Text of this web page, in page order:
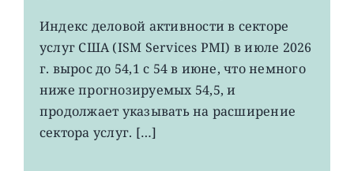
Индекс
деловой
активности
в
США
Индекс деловой активности в секторе
услуг США (ISM Services PMI) в июле 2026
г. вырос до 54,1 с 54 в июне, что немного
ниже прогнозируемых 54,5, и
продолжает указывать на расширение
сектора услуг. […]